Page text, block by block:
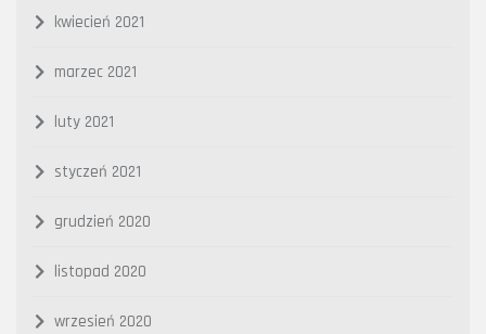
kwiecień 2021
marzec 2021
luty 2021
styczeń 2021
grudzień 2020
listopad 2020
wrzesień 2020